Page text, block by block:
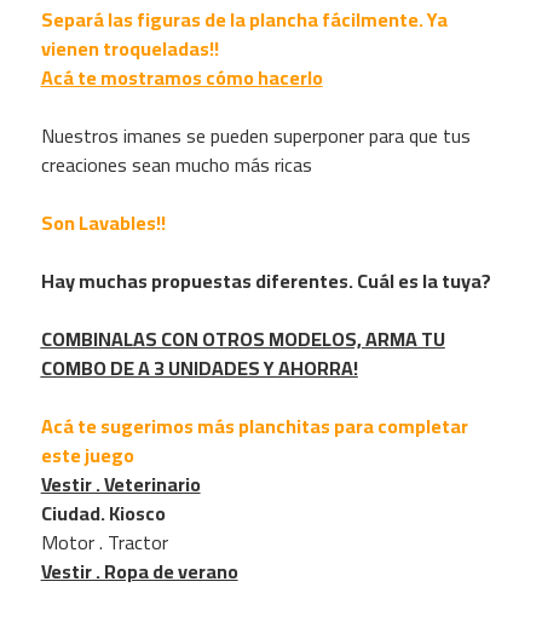
Separá las figuras de la plancha fácilmente. Ya
vienen troqueladas!!
Acá te mostramos cómo hacerlo
Nuestros imanes se pueden superponer para que tus
creaciones sean mucho más ricas
Son Lavables!!
Hay muchas propuestas diferentes. Cuál es la tuya?
COMBINALAS CON OTROS MODELOS, ARMA TU
COMBO DE A 3 UNIDADES Y AHORRA!
Acá te sugerimos más planchitas para completar
este juego
Vestir . Veterinario
Ciudad. Kiosco
Motor . Tractor
Vestir . Ropa de verano